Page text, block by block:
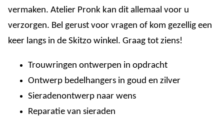
vermaken. Atelier Pronk kan dit allemaal voor u
verzorgen. Bel gerust voor vragen of kom gezellig een
keer langs in de Skitzo winkel. Graag tot ziens!
Trouwringen ontwerpen in opdracht
Ontwerp bedelhangers in goud en zilver
Sieradenontwerp naar wens
Reparatie van sieraden